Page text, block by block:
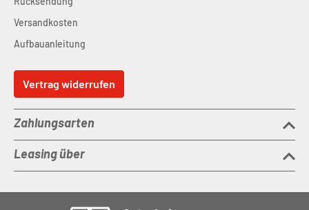
Versandkosten
Aufbauanleitung
Vertrag widerrufen
Zahlungsarten
Leasing über